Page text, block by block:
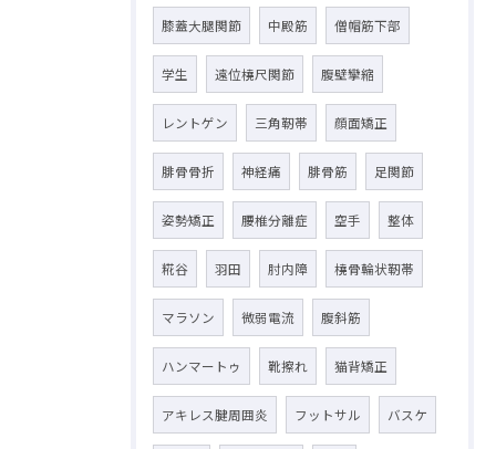
膝蓋大腿関節 中殿筋 僧帽筋下部
学生 遠位橈尺関節 腹壁攣縮
レントゲン 三角靭帯 顔面矯正
腓骨骨折 神経痛 腓骨筋 足関節
姿勢矯正 腰椎分離症 空手 整体
糀谷 羽田 肘内障 橈骨輪状靭帯
マラソン 微弱電流 腹斜筋
ハンマートゥ 靴擦れ 猫背矯正
アキレス腱周囲炎 フットサル バスケ